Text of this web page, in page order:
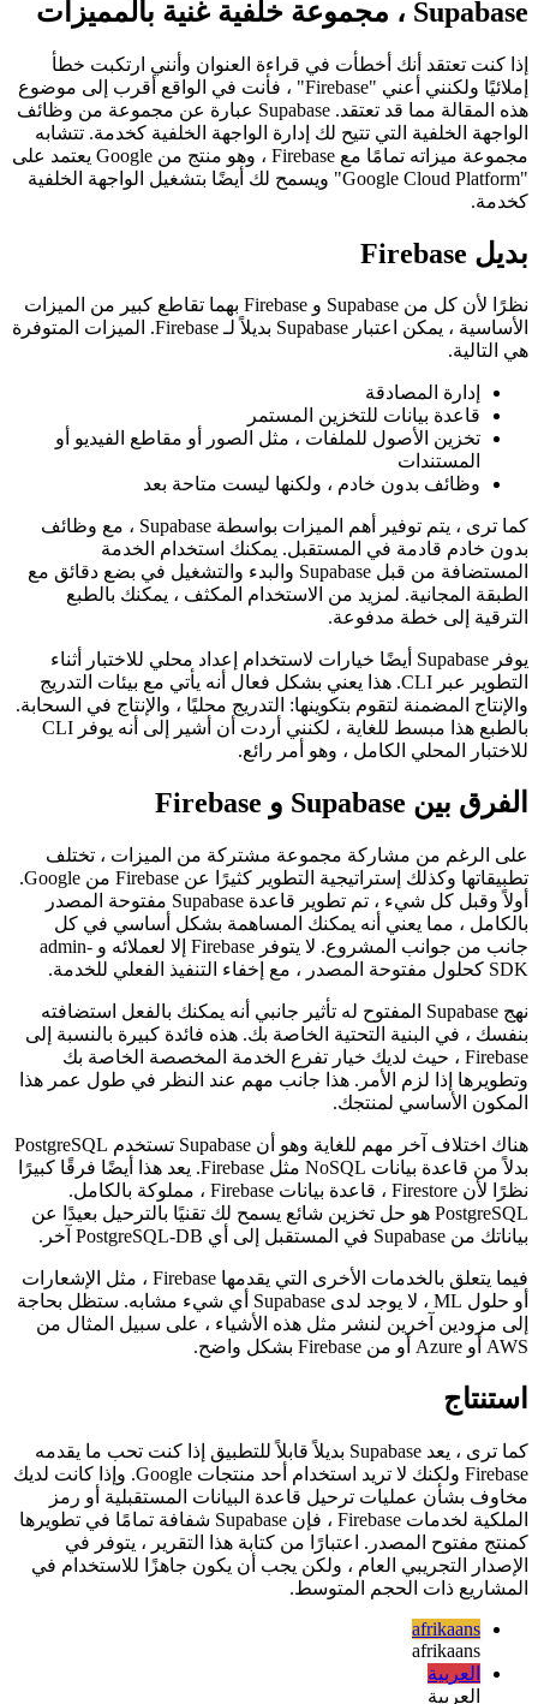
17 يوليو 2021
Supabase ، مجموعة خلفية غنية بالمميزات
إذا كنت تعتقد أنك أخطأت في قراءة العنوان وأنني ارتكبت خطأ
إملائيًا ولكنني أعني "Firebase" ، فأنت في الواقع أقرب إلى موضوع
هذه المقالة مما قد تعتقد. Supabase عبارة عن مجموعة من وظائف
الواجهة الخلفية التي تتيح لك إدارة الواجهة الخلفية كخدمة. تتشابه
كخدمة.
بديل Firebase
هي التالية.
إدارة المصادقة
قاعدة بيانات للتخزين المستمر
المستندات
وظائف بدون خادم ، ولكنها ليست متاحة بعد
كما ترى ، يتم توفير أهم الميزات بواسطة Supabase ، مع وظائف
بدون خادم قادمة في المستقبل. يمكنك استخدام الخدمة
الطبقة المجانية. لمزيد من الاستخدام المكثف ، يمكنك بالطبع
الترقية إلى خطة مدفوعة.
يوفر Supabase أيضًا خيارات لاستخدام إعداد محلي للاختبار أثناء
التطوير عبر CLI. هذا يعني بشكل فعال أنه يأتي مع بيئات التدريج
للاختبار المحلي الكامل ، وهو أمر رائع.
الفرق بين Supabase و Firebase
على الرغم من مشاركة مجموعة مشتركة من الميزات ، تختلف
أولاً وقبل كل شيء ، تم تطوير قاعدة Supabase مفتوحة المصدر
جانب من جوانب المشروع. لا يتوفر Firebase إلا لعملائه و admin-
SDK كحلول مفتوحة المصدر ، مع إخفاء التنفيذ الفعلي للخدمة.
نهج Supabase المفتوح له تأثير جانبي أنه يمكنك بالفعل استضافته
بنفسك ، في البنية التحتية الخاصة بك. هذه فائدة كبيرة بالنسبة إلى
وتطويرها إذا لزم الأمر. هذا جانب مهم عند النظر في طول عمر هذا
المكون الأساسي لمنتجك.
هناك اختلاف آخر مهم للغاية وهو أن Supabase تستخدم PostgreSQL
بدلاً من قاعدة بيانات NoSQL مثل Firebase. يعد هذا أيضًا فرقًا كبيرًا
PostgreSQL هو حل تخزين شائع يسمح لك تقنيًا بالترحيل بعيدًا عن
بياناتك من Supabase في المستقبل إلى أي PostgreSQL-DB آخر.
إلى مزودين آخرين لنشر مثل هذه الأشياء ، على سبيل المثال من
AWS أو Azure أو من Firebase بشكل واضح.
استنتاج
كما ترى ، يعد Supabase بديلاً قابلاً للتطبيق إذا كنت تحب ما يقدمه
Firebase ولكنك لا تريد استخدام أحد منتجات Google. وإذا كانت لديك
مخاوف بشأن عمليات ترحيل قاعدة البيانات المستقبلية أو رمز
الإصدار التجريبي العام ، ولكن يجب أن يكون جاهزًا للاستخدام في
المشاريع ذات الحجم المتوسط.
afrikaans